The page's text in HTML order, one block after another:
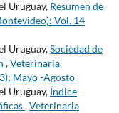
Uruguay, Resumen de
Vol. 14
Uruguay,Sociedad de
,Veterinaria
Mayo -Agosto
Uruguay, Índice
,Veterinaria